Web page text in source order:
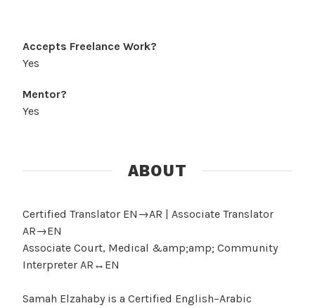
Accepts Freelance Work?
Yes
Mentor?
Yes
ABOUT
Certified Translator EN→AR | Associate Translator
AR→EN
Associate Court, Medical &amp;amp; Community
Interpreter AR↔EN
Samah Elzahaby is a Certified English–Arabic